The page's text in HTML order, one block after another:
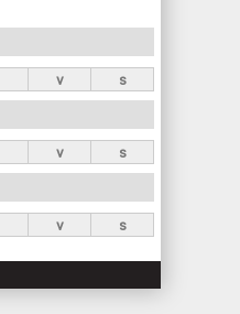
v s
v s
v s